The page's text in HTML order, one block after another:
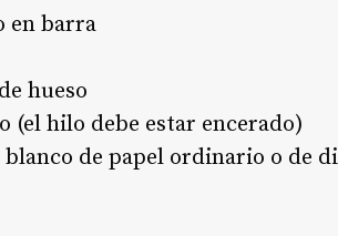
en barra
hueso
(el hilo debe estar encerado)
blanco de papel ordinario o de